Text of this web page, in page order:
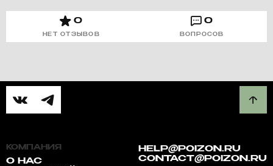
0
НЕТ ОТЗЫВОВ
0
ВОПРОСОВ
КОМПАНИЯ
О НАС
HELP@POIZON.RU
CONTACT@POIZON.RU